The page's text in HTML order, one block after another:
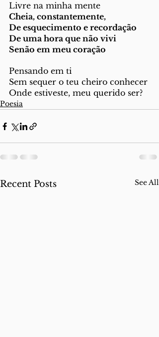
Livre na minha mente
Cheia, constantemente,
De esquecimento e recordação
De uma hora que não vivi
Senão em meu coração
Pensando em ti
Sem sequer o teu cheiro conhecer
Onde estiveste, meu querido ser?
Poesia
Recent Posts See All